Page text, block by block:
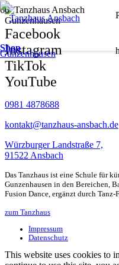
Shop
Facebook
Instagram
TikTok
YouTube
0981 4878688
kontakt@tanzhaus-ansbach.de
Würzburger Landstraße 7,
91522 Ansbach
Das Tanzhaus ist eine Schule für
Gunzenhausen in den Bereichen,
Fusion Dance, ergänzt durch Tanz-
zum Tanzhaus
Impressum
Datenschutz
This website uses cookies to